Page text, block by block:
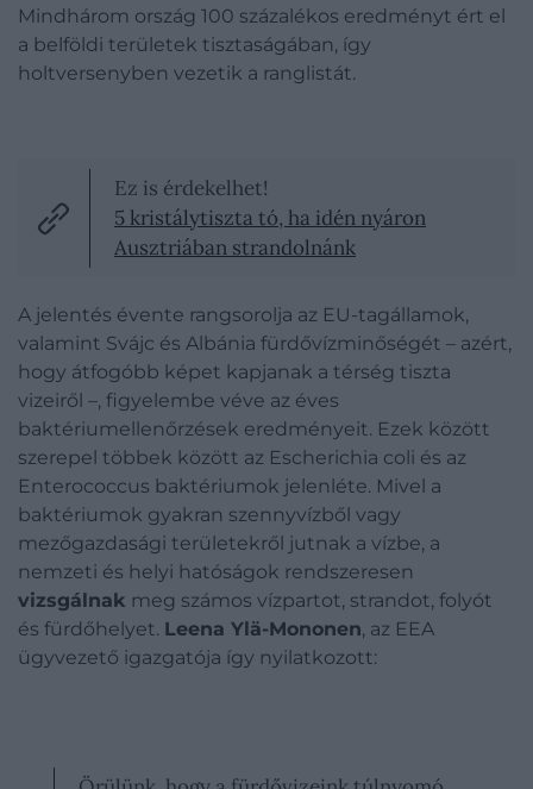
Mindhárom ország 100 százalékos eredményt ért el
a belföldi területek tisztaságában, így
holtversenyben vezetik a ranglistát.
Ez is érdekelhet!
5 kristálytiszta tó, ha idén nyáron
Ausztriában strandolnánk
A jelentés évente rangsorolja az EU-tagállamok,
valamint Svájc és Albánia fürdővízminőségét – azért,
hogy átfogóbb képet kapjanak a térség tiszta
vizeiről –, figyelembe véve az éves
baktériumellenőrzések eredményeit. Ezek között
szerepel többek között az Escherichia coli és az
Enterococcus baktériumok jelenléte. Mivel a
baktériumok gyakran szennyvízből vagy
mezőgazdasági területekről jutnak a vízbe, a
nemzeti és helyi hatóságok rendszeresen
vizsgálnak meg számos vízpartot, strandot, folyót
és fürdőhelyet. Leena Ylä-Mononen, az EEA
ügyvezető igazgatója így nyilatkozott: